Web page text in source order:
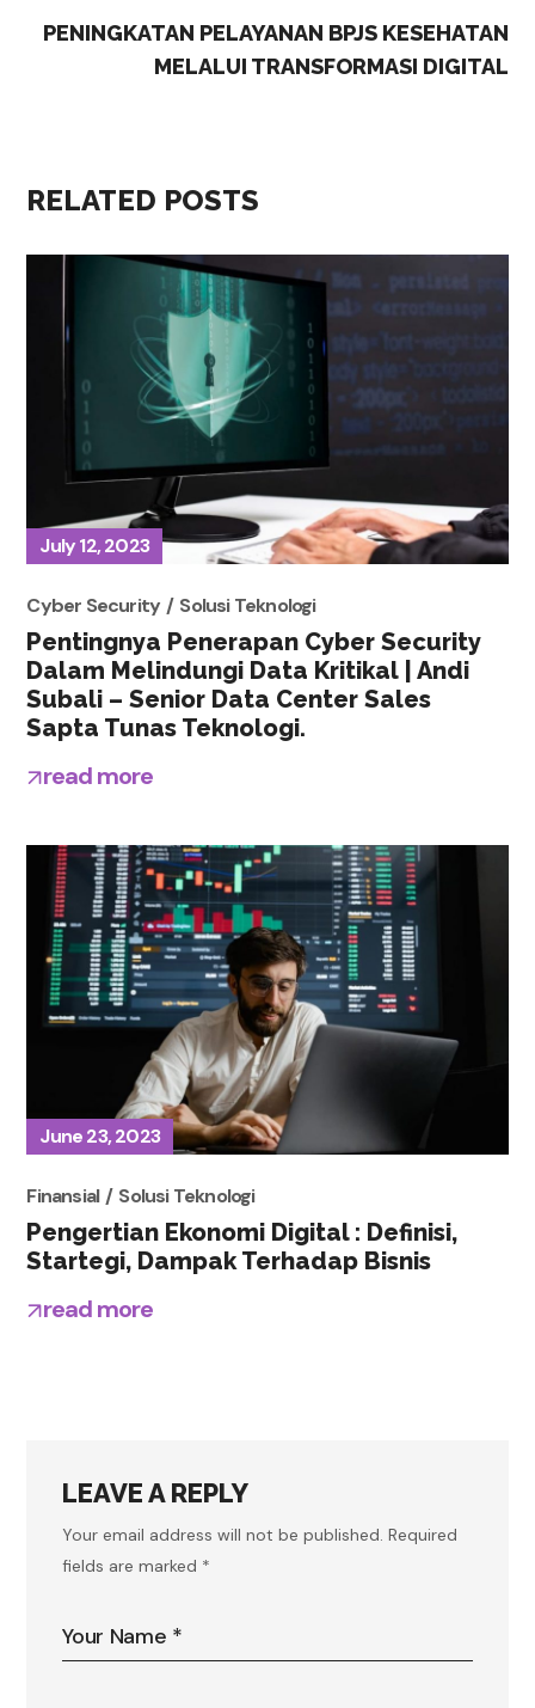
PENINGKATAN PELAYANAN BPJS KESEHATAN
MELALUI TRANSFORMASI DIGITAL
RELATED POSTS
July 12, 2023
Cyber Security Solusi Teknologi
Pentingnya Penerapan Cyber Security
Dalam Melindungi Data Kritikal | Andi
Subali – Senior Data Center Sales
Sapta Tunas Teknologi.
read more
June 23, 2023
Finansial Solusi Teknologi
Pengertian Ekonomi Digital : Definisi,
Startegi, Dampak Terhadap Bisnis
read more
LEAVE A REPLY
Your email address will not be published. Required
fields are marked *